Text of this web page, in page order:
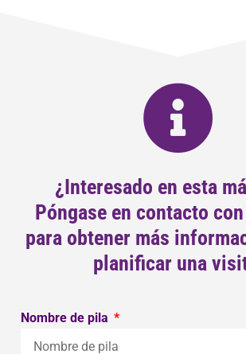
¿Interesado en esta
Póngase en contacto
para obtener más
planificar una
Nombre de pila